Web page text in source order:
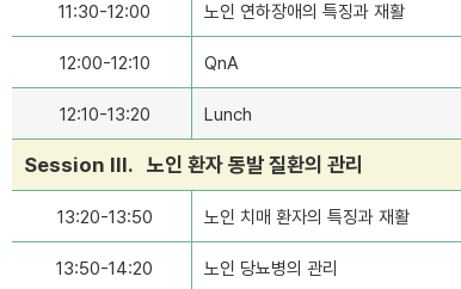
11:30-12:00 노인 연하장애의 특징과 재활
12:00-12:10 QnA
12:10-13:20 Lunch
Session III. 노인 환자 동발 질환의 관리
13:20-13:50 노인 치매 환자의 특징과 재활
13:50-14:20 노인 당뇨병의 관리